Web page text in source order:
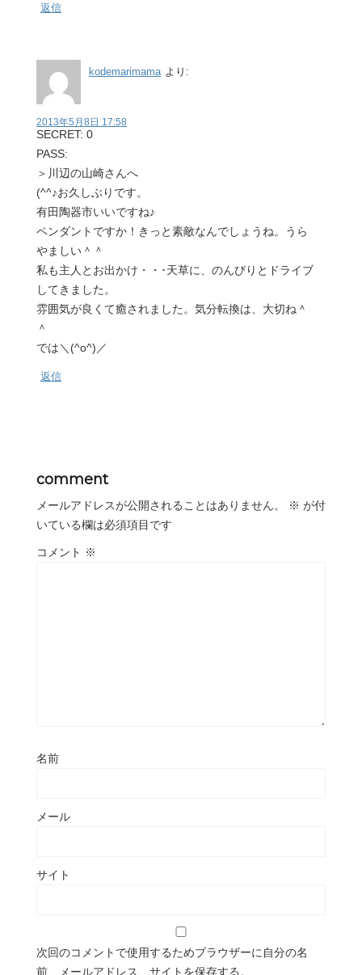
返信
kodemarimama より:
2013年5月8日 17:58
SECRET: 0
PASS:
＞川辺の山崎さんへ
(^^♪お久しぶりです。
有田陶器市いいですね♪
ペンダントですか！きっと素敵なんでしょうね。うら
やましい＾＾
私も主人とお出かけ・・･天草に、のんびりとドライブ
してきました。
雰囲気が良くて癒されました。気分転換は、大切ね＾
＾
では＼(^o^)／
返信
comment
メールアドレスが公開されることはありません。 ※ が付
いている欄は必須項目です
コメント ※
名前
メール
サイト
次回のコメントで使用するためブラウザーに自分の名
前、メールアドレス、サイトを保存する。